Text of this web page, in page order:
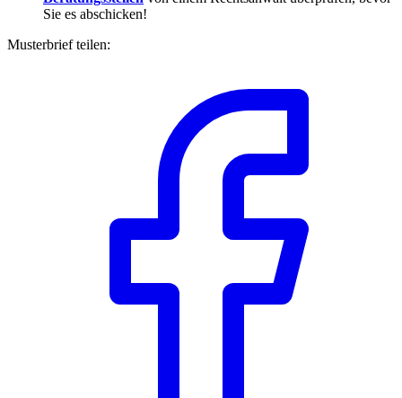
Sie es abschicken!
Musterbrief teilen: